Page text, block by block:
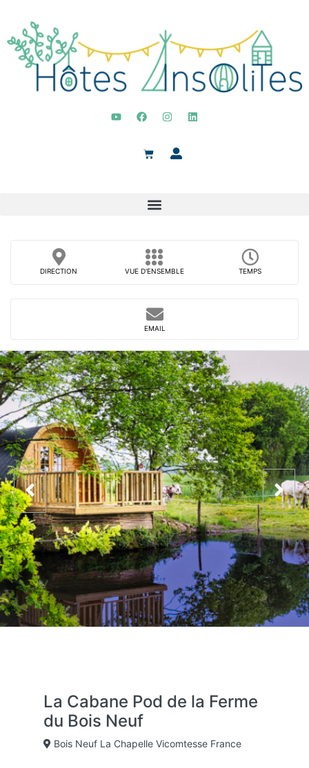
DIRECTION VUE D'ENSEMBLE TEMPS
EMAIL
La Cabane Pod de la Ferme
du Bois Neuf
Bois Neuf La Chapelle Vicomtesse France